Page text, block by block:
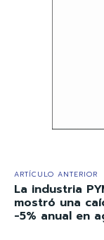
ARTÍCULO ANTERIOR
La industria
mostró una
-5% anual en